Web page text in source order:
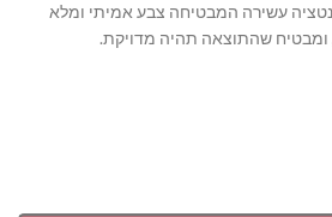
עשירה המבטיחה צבע אמיתי ומלא
שהתוצאה תהיה מדויקת.